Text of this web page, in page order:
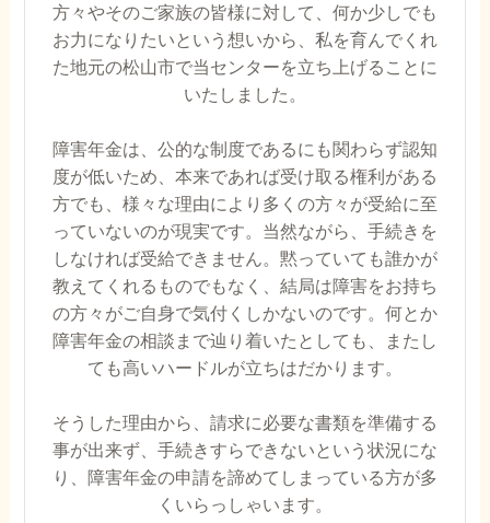
方々やそのご家族の皆様に対して、何か少しでも
お力になりたいという想いから、私を育んでくれ
た地元の松山市で当センターを立ち上げることに
いたしました。
障害年金は、公的な制度であるにも関わらず認知
度が低いため、本来であれば受け取る権利がある
方でも、様々な理由により多くの方々が受給に至
っていないのが現実です。当然ながら、手続きを
しなければ受給できません。黙っていても誰かが
教えてくれるものでもなく、結局は障害をお持ち
の方々がご自身で気付くしかないのです。何とか
障害年金の相談まで辿り着いたとしても、またし
ても高いハードルが立ちはだかります。
そうした理由から、請求に必要な書類を準備する
事が出来ず、手続きすらできないという状況にな
り、障害年金の申請を諦めてしまっている方が多
くいらっしゃいます。